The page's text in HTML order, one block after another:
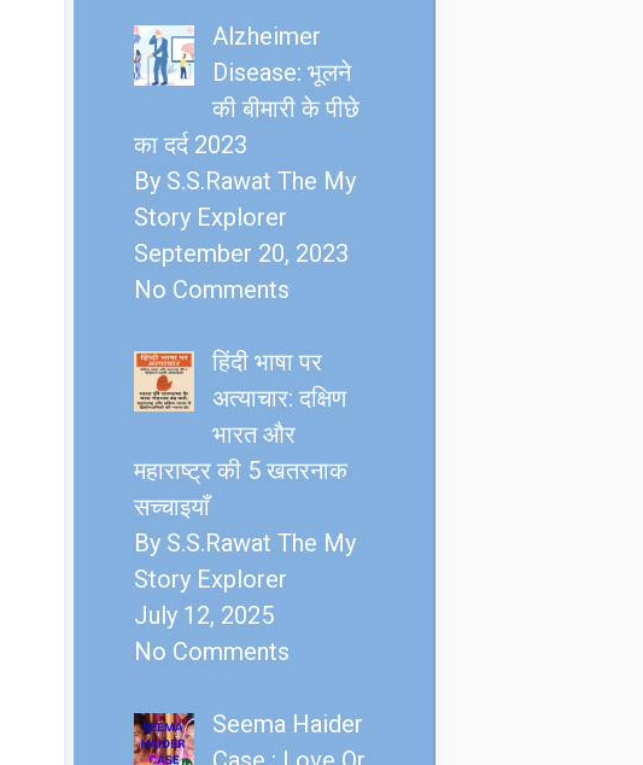
Alzheimer
Disease: भूलने
की बीमारी के पीछे
का दर्द 2023
By S.S.Rawat The My
Story Explorer
September 20, 2023
No Comments
हिंदी भाषा पर
अत्याचार: दक्षिण
भारत और
महाराष्ट्र की 5 खतरनाक
सच्चाइयाँ
By S.S.Rawat The My
Story Explorer
July 12, 2025
No Comments
Seema Haider